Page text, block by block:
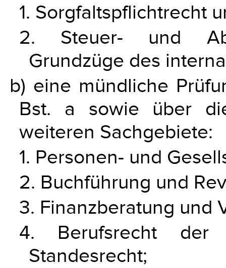
1. Sorgfaltspflichtrecht
2. Steuer- und
Grundzüge des
b) eine mündliche
Bst. a sowie über
weiteren Sachgebiete:
1. Personen- und
2. Buchführung und
3. Finanzberatung und
4. Berufsrecht der
Standesrecht;